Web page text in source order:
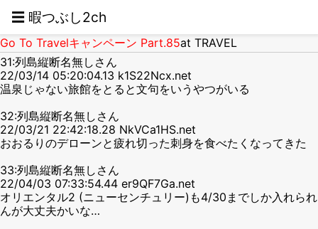
☰ 暇つぶし2ch
Go To Travelキャンペーン Part.85at TRAVEL
31:列島縦断名無しさん
22/03/14 05:20:04.13 k1S22Ncx.net
温泉じゃない旅館をとると文句をいうやつがいる
32:列島縦断名無しさん
22/03/21 22:42:18.28 NkVCa1HS.net
おおるりのデローンと疲れ切った刺身を食べたくなってきた
33:列島縦断名無しさん
22/04/03 07:33:54.44 er9QF7Ga.net
オリエンタル2 (ニューセンチュリー)も4/30までしか入れられ
んが大丈夫かいな…